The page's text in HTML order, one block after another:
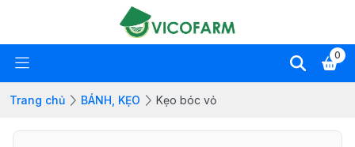
0
Trang chủ BÁNH, KẸO Kẹo bóc vỏ